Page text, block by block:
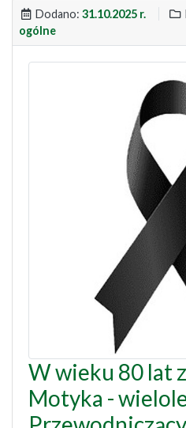
Dodano: 31.10.2025 r.
ogólne
W wieku 80 lat
Motyka -